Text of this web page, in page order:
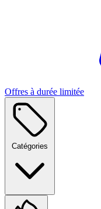
Offres à durée limitée
Catégories